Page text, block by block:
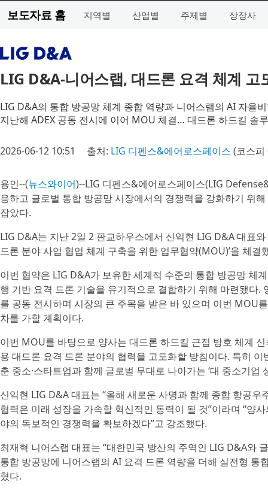
보도자료 홈 지역별 산업별 주제별 상장사
LIG D&A-니어스랩, 대드론 요격 체계
LIG D&A의 통합 방공망 체계 종합 역량과 니어스램의 AI 자율
지난해 ADEX 공동 전시에 이어 MOU 체결… 대드론 하드킬 솔
2026-06-12 10:51 출처: LIG 디펜스&에어로스페이스 (코스피
용인--(뉴스와이어)--LIG 디펜스&에어로스페이스(LIG
응하고 글로벌 통합 방공망 시장에서의 경쟁력을 강화하기 위
잡았다.
​LIG D&A는 지난 2일 2 판교하우스에서 신익현 LIG D&A 대표
드론 분야 사업 협업 체계 구축을 위한 업무협약(MOU)’을 체결
이번 협약은 LIG D&A가 보유한 세계적 수준의 통합 방공망 체
행 기반 요격 드론 기술을 유기적으로 결합하기 위해 마련됐다.
를 공동 전시하며 시장의 큰 주목을 받은 바 있으며 이번 MOU
차를 가할 계획이다.
이번 MOU를 바탕으로 양사는 대드론 하드킬 근접 방호 체계
용 대드론 요격 드론 분야의 협력을 고도화할 방침이다. 특히
춘 중소·스타트업과 함께 글로벌 무대로 나아가는 ‘대 중소기
신익현 LIG D&A 대표는 “올해 새로운 사명과 함께 종합 항공
협력은 미래 성장을 가속할 혁신적인 동력이 될 것”이라며 “양
야의 독보적인 경쟁력을 확보하겠다”고 강조했다.
최재혁 니어스랩 대표는 “대한민국 방산의 주역인 LIG D&A와
통합 방공망에 니어스랩의 AI 요격 드론 역량을 더해 실전형
혔다.